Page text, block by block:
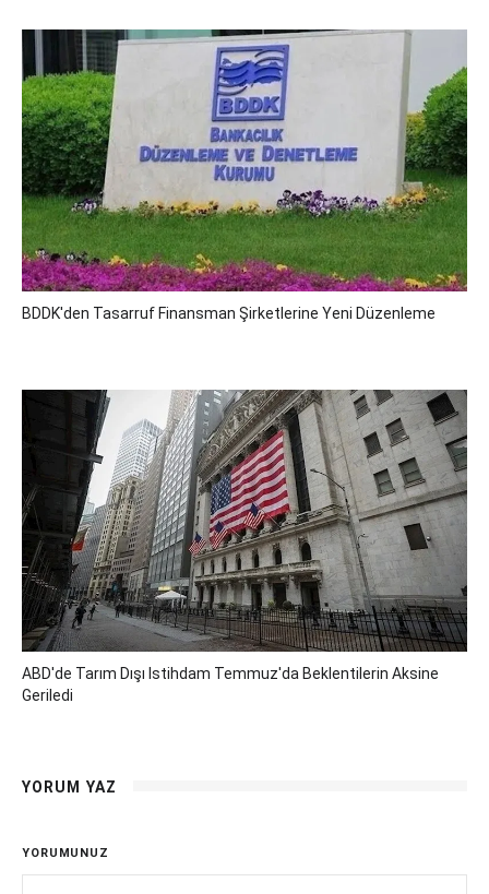
BDDK'den Tasarruf Finansman Şirketlerine Yeni Düzenleme
ABD'de Tarım Dışı Istihdam Temmuz'da Beklentilerin Aksine
Geriledi
YORUM YAZ
YORUMUNUZ